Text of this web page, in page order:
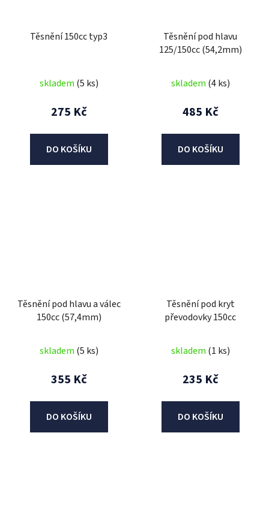
Těsnění 150cc typ3
skladem (5 ks)
275 Kč
DO KOŠÍKU
Těsnění pod hlavu
125/150cc (54,2mm)
skladem (4 ks)
485 Kč
DO KOŠÍKU
Těsnění pod hlavu a válec
150cc (57,4mm)
skladem (5 ks)
355 Kč
DO KOŠÍKU
Těsnění pod kryt
převodovky 150cc
skladem (1 ks)
235 Kč
DO KOŠÍKU